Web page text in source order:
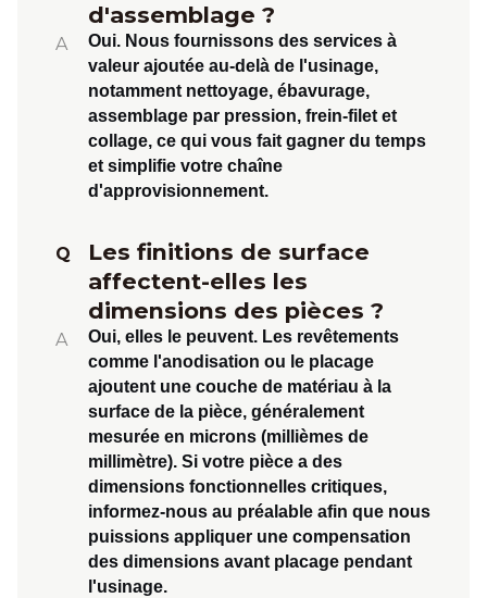
d'assemblage ?
A Oui. Nous fournissons des services à
valeur ajoutée au-delà de l'usinage,
notamment nettoyage, ébavurage,
assemblage par pression, frein-filet et
collage, ce qui vous fait gagner du temps
et simplifie votre chaîne
d'approvisionnement.
Q
Les finitions de surface
affectent-elles les
dimensions des pièces ?
A Oui, elles le peuvent. Les revêtements
comme l'anodisation ou le placage
ajoutent une couche de matériau à la
surface de la pièce, généralement
mesurée en microns (millièmes de
millimètre). Si votre pièce a des
dimensions fonctionnelles critiques,
informez-nous au préalable afin que nous
puissions appliquer une compensation
des dimensions avant placage pendant
l'usinage.